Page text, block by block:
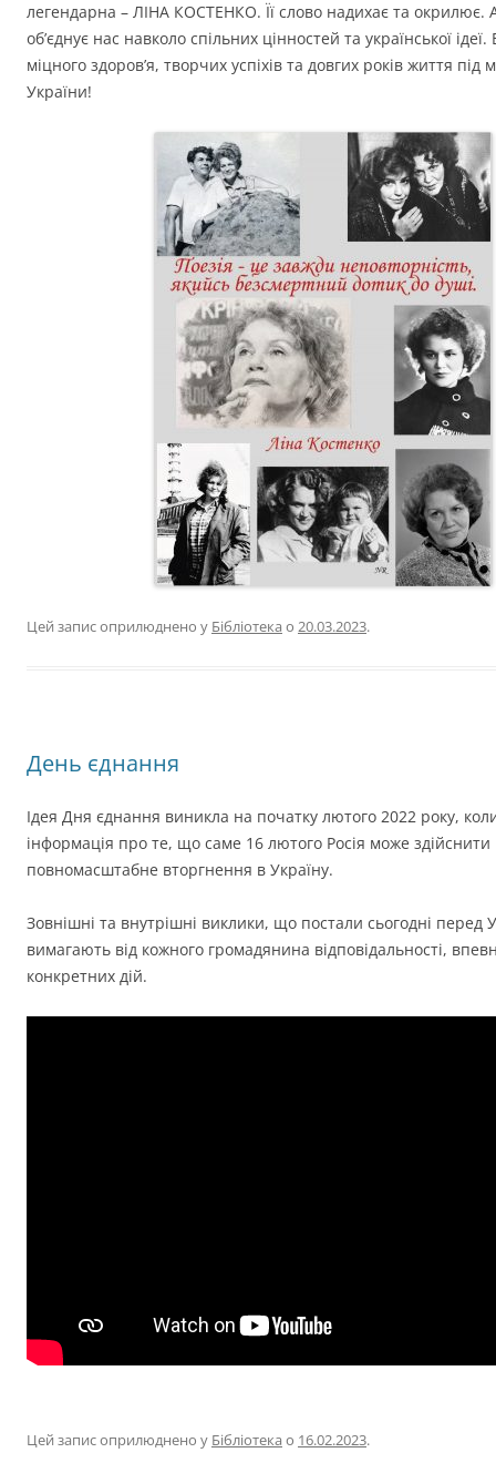
легендарна – ЛІНА КОСТЕНКО. Її слово надихає та окрилює.
об’єднує нас навколо спільних цінностей та української
міцного здоров’я, творчих успіхів та довгих років життя
України!
Цей запис оприлюднено у Бібліотека о 20.03.2023.
День єднання
Ідея Дня єднання виникла на початку лютого 2022 року,
інформація про те, що саме 16 лютого Росія може здійснити
повномасштабне вторгнення в Україну.
Зовнішні та внутрішні виклики, що постали сьогодні перед
вимагають від кожного громадянина відповідальності,
конкретних дій.
Цей запис оприлюднено у Бібліотека о 16.02.2023.